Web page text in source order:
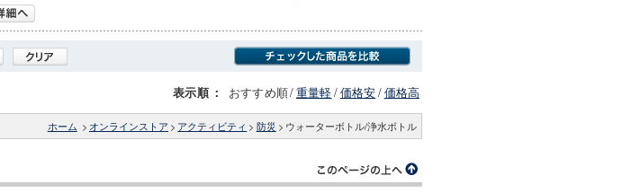
表示順 ： おすすめ順/重量軽/価格安/価格高
ホーム > オンラインストア > アクティビティ > 防災 > ウォーターボトル/浄水ボトル